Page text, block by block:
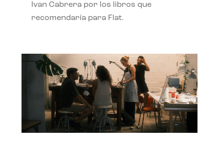
Ivan Cabrera por los libros que
recomendaría para Flat.